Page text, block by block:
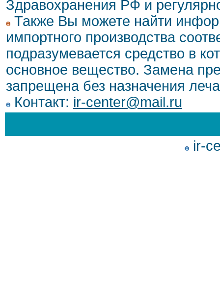
Здравохранения РФ и
Также Вы можете найти
импортного производства
подразумевается средство в
основное вещество. Замена
запрещена без назначения
Контакт: ir-center@mail.ru
ir-